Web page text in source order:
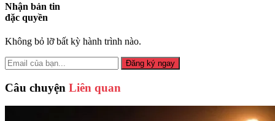
Nhận bản tin
đặc quyền
Không bỏ lỡ bất kỳ hành trình nào.
Đăng ký ngay
Câu chuyện Liên quan